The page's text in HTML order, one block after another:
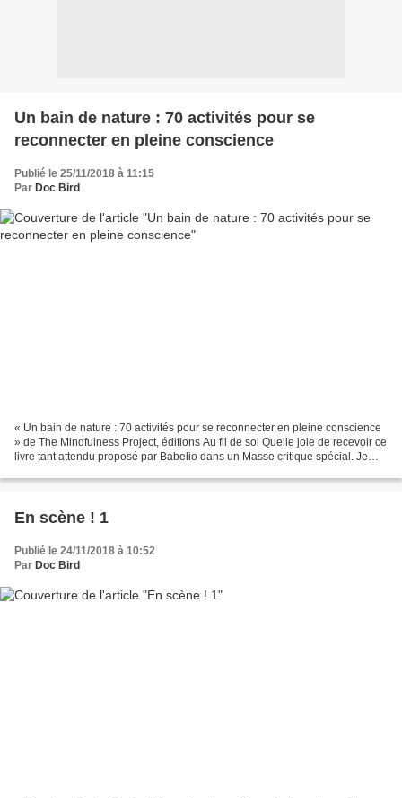
Un bain de nature : 70 activités pour se
reconnecter en pleine conscience
Publié le 25/11/2018 à 11:15
Par Doc Bird
« Un bain de nature : 70 activités pour se reconnecter en pleine conscience
» de The Mindfulness Project, éditions Au fil de soi Quelle joie de recevoir ce
livre tant attendu proposé par Babelio dans un Masse critique spécial. Je
En scène ! 1
Publié le 24/11/2018 à 10:52
Par Doc Bird